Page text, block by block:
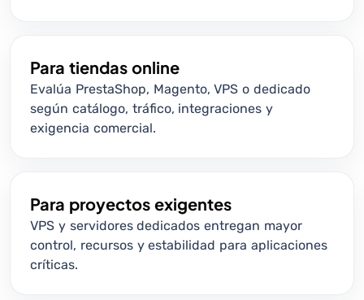
Para tiendas online
Evalúa PrestaShop, Magento, VPS o dedicado
según catálogo, tráfico, integraciones y
exigencia comercial.
Para proyectos exigentes
VPS y servidores dedicados entregan mayor
control, recursos y estabilidad para aplicaciones
críticas.